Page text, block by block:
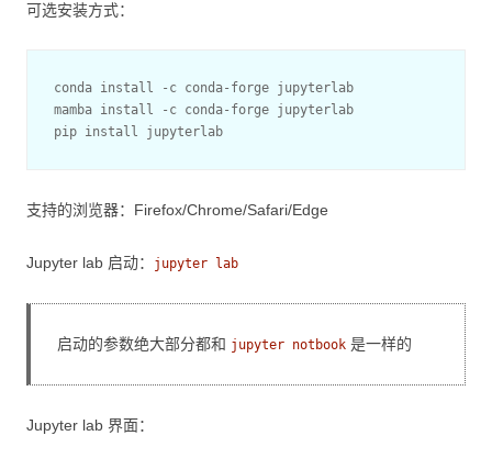
可选安装方式：
conda install -c conda-forge jupyterlab
mamba install -c conda-forge jupyterlab
支持的浏览器：Firefox/Chrome/Safari/Edge
Jupyter lab 启动： jupyter lab
启动的参数绝大部分都和 jupyter notbook 是一样的
Jupyter lab 界面：